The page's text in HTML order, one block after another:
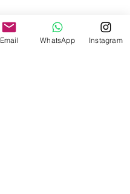
Contate-nos
Email WhatsApp Instagram